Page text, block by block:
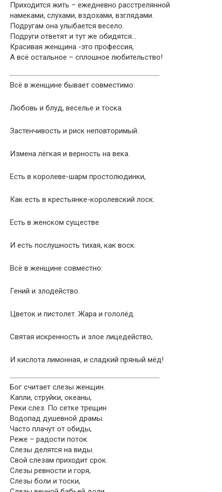
Приходится жить – ежедневно расстрелянной
намеками, слухами, вздохами, взглядами.
Подругам она улыбается весело.
Подруги ответят и тут же обидятся…
Красивая женщина -это профессия,
А всё остальное – сплошное любительство!
Всё в женщине бывает совместимо:
Любовь и блуд, веселье и тоска.
Застенчивость и риск неповторимый.
Измена лёгкая и верность на века.
Есть в королеве-шарм простолюдинки,
Как есть в крестьянке-королевский лоск.
Есть в женском существе
И есть послушность тихая, как воск.
Всё в женщине совместно:
Гений и злодейство.
Цветок и пистолет. Жара и гололёд.
Святая искренность и злое лицедейство,
И кислота лимонная, и сладкий пряный мёд!
Бог считает слезы женщин.
Капли, струйки, океаны,
Реки слез. По сетке трещин
Водопад душевной драмы.
Часто плачут от обиды,
Реже – радости поток.
Слезы делятся на виды.
Свой слезам приходит срок.
Слезы ревности и горя,
Слезы боли и тоски,